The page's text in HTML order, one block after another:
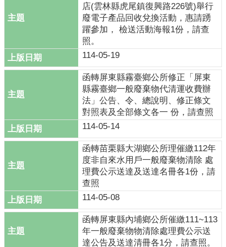
關
表
下
載
常
見
問
首
頁
站
店(雲林縣虎尾鎮復興路226號)舉行
廢電子產品回收兌換活動，惠請踴
躍參加， 檢送活動海報1份，請查
照。
114-05-19
函轉屏東縣霧臺鄉公所修正「屏東
縣霧臺鄉一般廢棄物代清運收費辦
法」公告、令、總說明、修正條文
對照表及全部條文各一 份，請查照
114-05-14
函轉苗栗縣大湖鄉公所理催繳112年
度非自來水用戶一般廢棄物清除 處
理費公示送達及送達名冊各1份，請
查照
114-05-08
函轉屏東縣內埔鄉公所催繳111~113
年一般廢棄物物清除處理費公示送
達公告及送達清冊各1分，請查照。